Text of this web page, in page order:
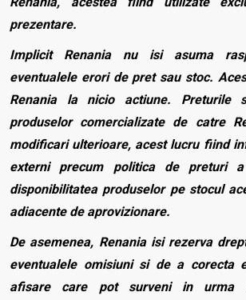
prezentare.
Implicit Renania nu isi asuma
eventualele erori de pret sau stoc.
Renania la nicio actiune. Preturile
produselor comercializate de catre
modificari ulterioare, acest lucru fiind
externi precum politica de preturi
disponibilitatea produselor pe stocul
adiacente de aprovizionare.
De asemenea, Renania isi rezerva
eventualele omisiuni si de a corecta
afisare care pot surveni in urma